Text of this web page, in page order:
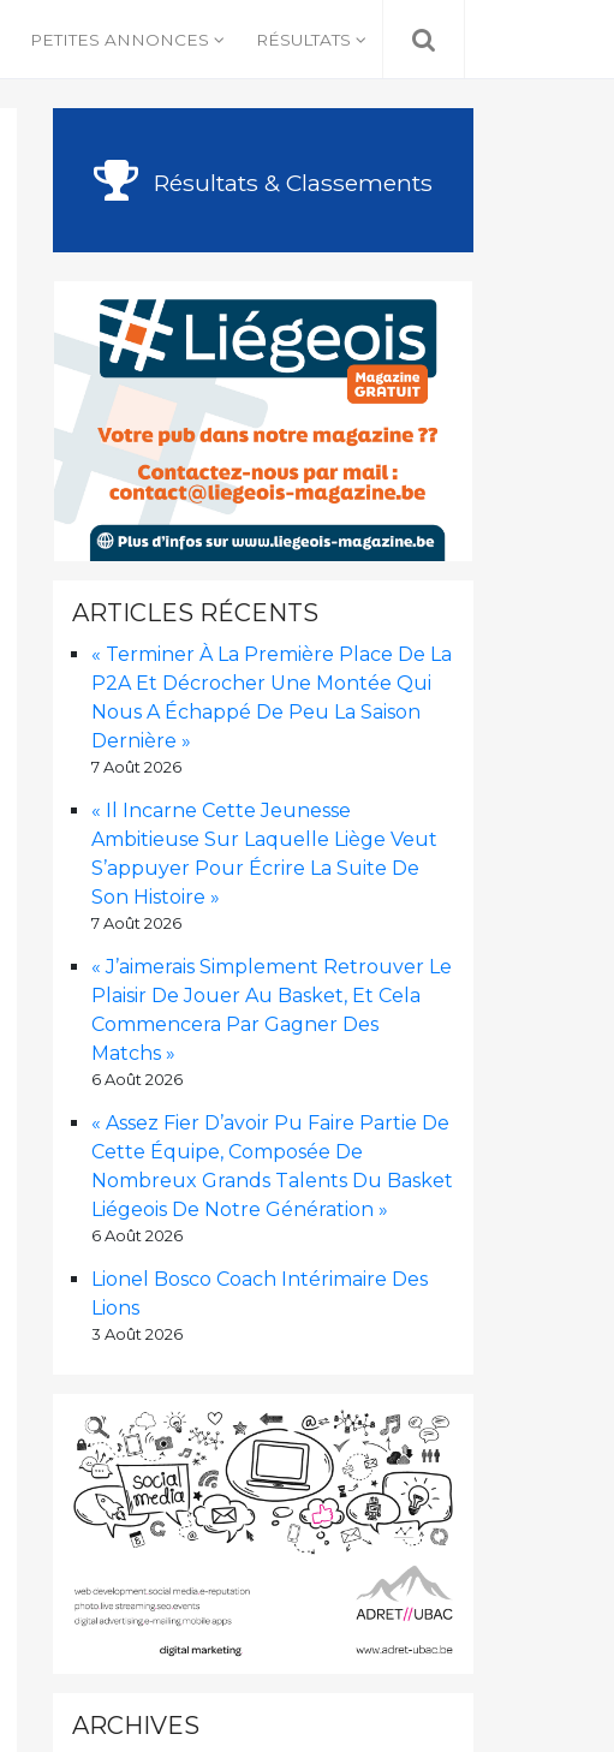
PETITES ANNONCES RÉSULTATS
Résultats & Classements
ARTICLES RÉCENTS
« Terminer À La Première Place De La
P2A Et Décrocher Une Montée Qui
Nous A Échappé De Peu La Saison
Dernière »
7 Août 2026
« Il Incarne Cette Jeunesse
Ambitieuse Sur Laquelle Liège Veut
S’appuyer Pour Écrire La Suite De
Son Histoire »
7 Août 2026
« J’aimerais Simplement Retrouver Le
Plaisir De Jouer Au Basket, Et Cela
Commencera Par Gagner Des
Matchs »
6 Août 2026
« Assez Fier D’avoir Pu Faire Partie De
Cette Équipe, Composée De
Nombreux Grands Talents Du Basket
Liégeois De Notre Génération »
6 Août 2026
Lionel Bosco Coach Intérimaire Des
Lions
3 Août 2026
ARCHIVES